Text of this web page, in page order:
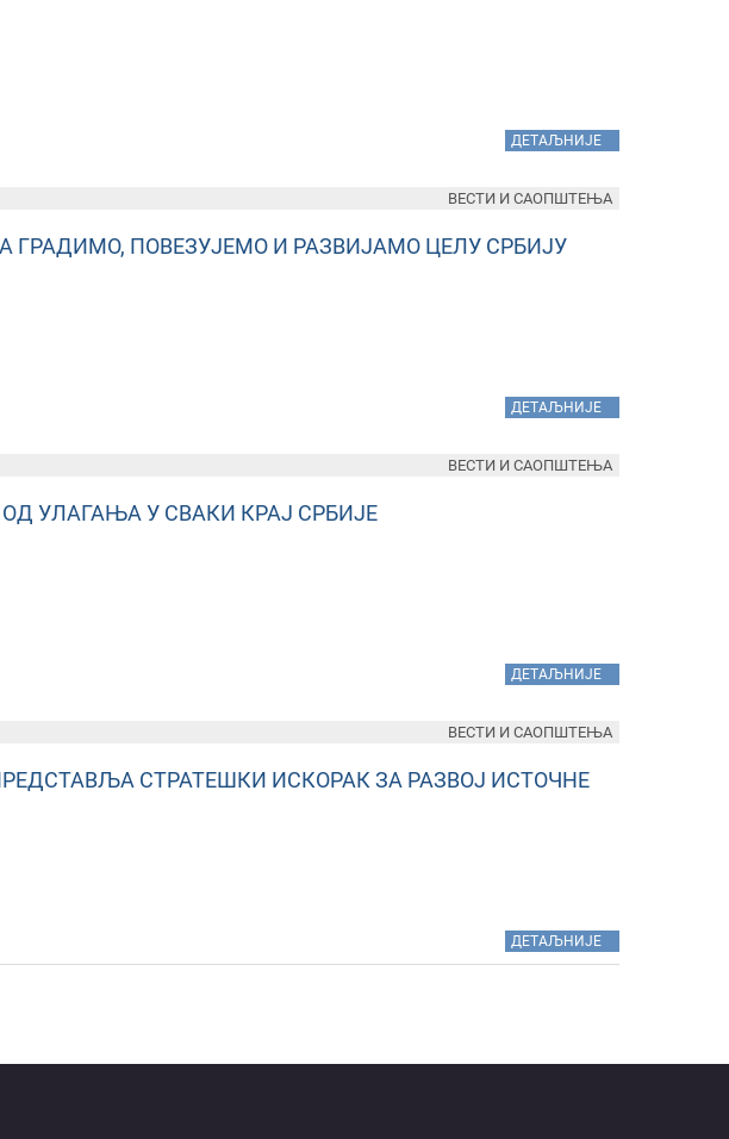
ДЕТАЉНИЈЕ
ПОВЕЗУЈЕМО И РАЗВИЈАМО ЦЕЛУ СРБИЈУ
ДЕТАЉНИЈЕ
ВЕСТИ И САОПШТЕЊА
УЛАГАЊА У СВАКИ КРАЈ СРБИЈЕ
ДЕТАЉНИЈЕ
ВЕСТИ И САОПШТЕЊА
СТРАТЕШКИ ИСКОРАК ЗА РАЗВОЈ ИСТОЧНЕ
ДЕТАЉНИЈЕ
ВЕСТИ И САОПШТЕЊА